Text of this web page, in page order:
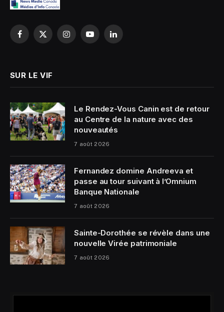
Facebook
X
InstagramYouTubeLinkedIn
SUR LE VIF
Le Rendez-Vous Canin est de retour
au Centre de la nature avec des
nouveautés
7 août 2026
Fernandez domine Andreeva et
passe au tour suivant à l’Omnium
Banque Nationale
7 août 2026
Sainte-Dorothée se révèle dans une
nouvelle Virée patrimoniale
7 août 2026